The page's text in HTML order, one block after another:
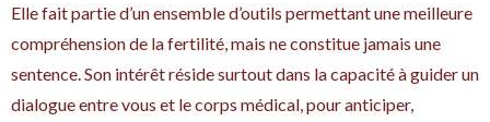
Elle fait partie d’un ensemble d’outils permettant une meilleure
compréhension de la fertilité, mais ne constitue jamais une
sentence. Son intérêt réside surtout dans la capacité à guider un
dialogue entre vous et le corps médical, pour anticiper,